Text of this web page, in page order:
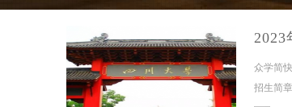
2023
众学简
招生简